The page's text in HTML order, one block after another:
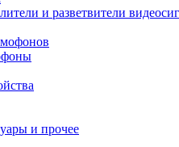
и разветвители
и прочее